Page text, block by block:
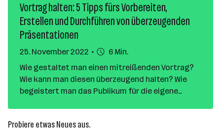
Vortrag halten: 5 Tipps fürs Vorbereiten,
Erstellen und Durchführen von überzeugenden
Präsentationen
25. November 2022
6 Min.
Wie gestaltet man einen mitreißenden Vortrag?
Wie kann man diesen überzeugend halten? Wie
begeistert man das Publikum für die eigene
natürlich?
Probiere etwas Neues aus.